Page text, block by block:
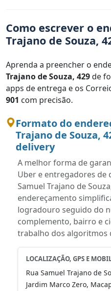
Como escrever o
Trajano de Souza,
Aprenda a preencher o
Trajano de Souza, 429de
apps de entrega e os
901 com precisão.
Formato do
Trajano de Souza,
delivery
A melhor forma de
Uber e entregadores de
Samuel Trajano de
endereçamento
logradouro seguido do
complemento, bairro e
trabalho dos algoritmos
LOCALIZAÇÃO, GPS E
Rua Samuel Trajano de
Jardim Marco Zero,